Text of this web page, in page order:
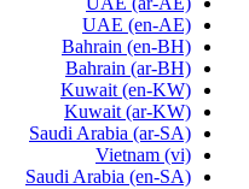
UAE (en-AE)
Bahrain (en-BH)
Bahrain (ar-BH)
Kuwait (en-KW)
Kuwait (ar-KW)
Saudi Arabia (ar-SA)
Vietnam (vi)
Saudi Arabia (en-SA)